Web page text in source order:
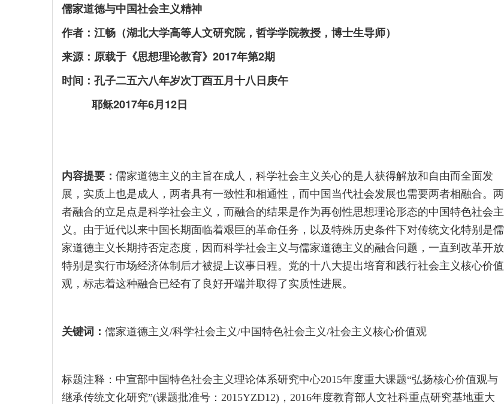
儒家道德与中国社会主义精神
作者：江畅（湖北大学高等人文研究院，哲学学院教授，博士生导师）
来源：原载于《思想理论教育》2017年第2期
时间：孔子二五六八年岁次丁酉五月十八日庚午
耶稣2017年6月12日
内容提要： 儒家道德主义的主旨在成人，科学社会主义关心的是人获得解放和自由而全面发
展，实质上也是成人，两者具有一致性和相通性，而中国当代社会发展也需要两者相融合。两
者融合的立足点是科学社会主义，而融合的结果是作为再创性思想理论形态的中国特色社会主
义。由于近代以来中国长期面临着艰巨的革命任务，以及特殊历史条件下对传统文化特别是儒
家道德主义长期持否定态度，因而科学社会主义与儒家道德主义的融合问题，一直到改革开放
特别是实行市场经济体制后才被提上议事日程。党的十八大提出培育和践行社会主义核心价值
观，标志着这种融合已经有了良好开端并取得了实质性进展。
关键词： 儒家道德主义/科学社会主义/中国特色社会主义/社会主义核心价值观
标题注释：中宣部中国特色社会主义理论体系研究中心2015年度重大课题“弘扬核心价值观与
继承传统文化研究”(课题批准号：2015YZD12)，2016年度教育部人文社科重点研究基地重大